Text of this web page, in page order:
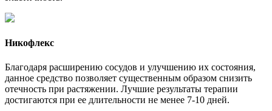
Никофлекс
Благодаря расширению сосудов и улучшению их состояния,
данное средство позволяет существенным образом снизить
отечность при растяжении. Лучшие результаты терапии
достигаются при ее длительности не менее 7-10 дней.